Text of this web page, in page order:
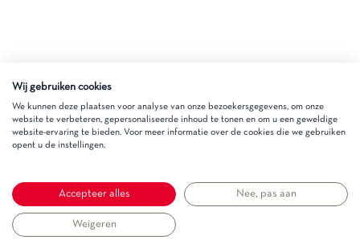
Wij gebruiken cookies
We kunnen deze plaatsen voor analyse van onze bezoekersgegevens, om onze
website te verbeteren, gepersonaliseerde inhoud te tonen en om u een geweldige
website-ervaring te bieden. Voor meer informatie over de cookies die we gebruiken
opent u de instellingen.
Accepteer alles Nee, pas aan
Weigeren